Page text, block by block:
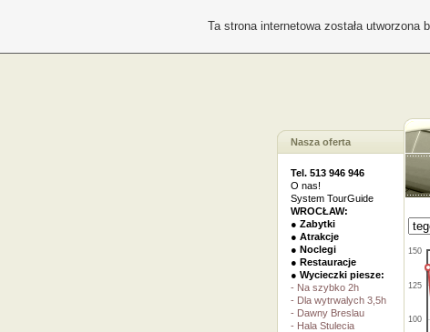
Nasza oferta
Tel. 513 946 946
O nas!
System TourGuide
WROCŁAW:
● Zabytki
● Atrakcje
● Noclegi
● Restauracje
● Wycieczki piesze:
- Na szybko 2h
- Dla wytrwalych 3,5h
- Dawny Breslau
- Hala Stulecia
100
125
150
Ta strona internetowa została utworzona